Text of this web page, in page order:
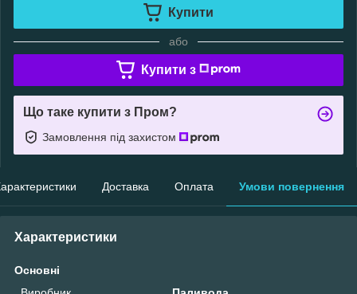
Купити
або
Купити з
Що таке купити з Пром?
Замовлення під захистом
Доставка Оплата Умови повернення
Характеристики
Основні